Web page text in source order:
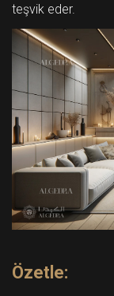
teşvik eder.
Özetle: